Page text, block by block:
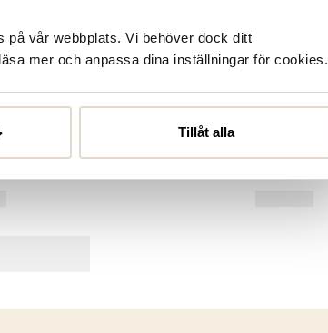
på vår webbplats. Vi behöver dock ditt
mer och anpassa dina inställningar för cookies.
Tillåt alla